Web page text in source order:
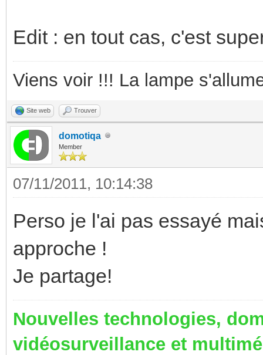
Edit : en tout cas, c'est
Viens voir !!! La lampe
Site web Trouver
domotiqa
Member
07/11/2011, 10:14:38
Perso je l'ai pas essayé
approche !
Je partage!
Nouvelles technologies,
vidéosurveillance et